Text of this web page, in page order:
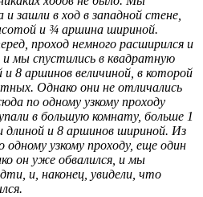
и зашли в ход в западной стене,
и ¾ аршина шириной.
проход немного расширился и
и мы спустились в квадратную
8 аршинов величиной, в которой
Однако они не отличались
по одному узкому проходу
в большую комнату, больше 1
и 8 аршинов шириной. Из
узкому проходу, еще один
он уже обвалился, и мы
и, наконец, увидели, что